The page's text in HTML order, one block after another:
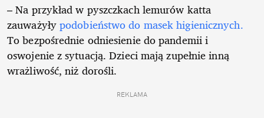
– Na przykład w pyszczkach lemurów katta
zauważyłypodobieństwo do masek higienicznych.
To bezpośrednie odniesienie do pandemii i
oswojenie z sytuacją. Dzieci mają zupełnie inną
wrażliwość, niż dorośli.
REKLAMA